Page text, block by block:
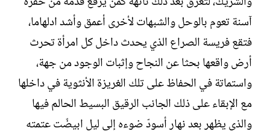
آسنة تعوم بالوحل والشبهات لأخرى أعمق وأشد ادلهاما،
فتقع فريسة الصراع الذي يحدث داخل كل امرأة تحرث
أرض واقعها بحثا عن النجاح وإثبات الوجود من جهة،
واستماتة في الحفاظ على تلك الغريزة الأنثوية في داخلها
مع الإبقاء على ذلك الجانب الرقيق البسيط الحالم فيها
والذي يظهر بعد نهار أسودّ ضوءه إلى ليل ابيضّت عتمته